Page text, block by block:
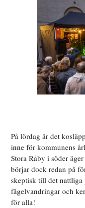
På lördag är det
inne för kommunens
Stora Råby i söder
börjar dock redan på
skeptisk till det
fågelvandringar och
för alla!